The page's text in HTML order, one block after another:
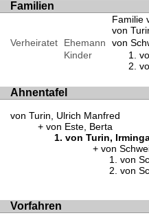
Familien
Familie
von
Verheiratet
Ehemann
von
Kinder
Ahnentafel
von Turin, Ulrich Manfred
von Este, Berta
von Turin,
von
von
von
Vorfahren